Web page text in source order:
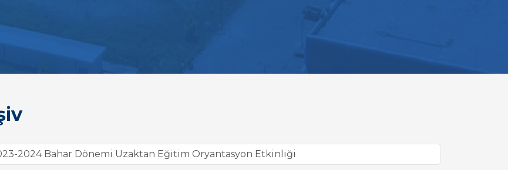
2024 Bahar Dönemi Uzaktan Eğitim Oryantasyon Etkinliği